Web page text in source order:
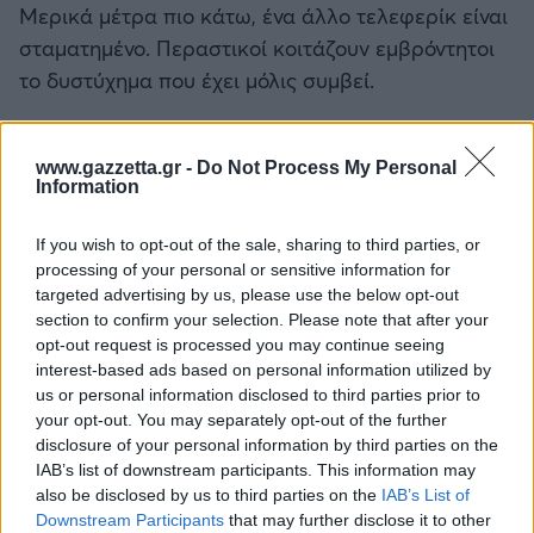
www.gazzetta.gr - Do Not Process My Personal
Information
If you wish to opt-out of the sale, sharing to third parties, or
processing of your personal or sensitive information for
targeted advertising by us, please use the below opt-out
section to confirm your selection. Please note that after your
opt-out request is processed you may continue seeing
interest-based ads based on personal information utilized by
us or personal information disclosed to third parties prior to
your opt-out. You may separately opt-out of the further
disclosure of your personal information by third parties on the
IAB’s list of downstream participants. This information may
also be disclosed by us to third parties on the IAB’s List of
Downstream Participants that may further disclose it to other
Μερικά μέτρα πιο κάτω, ένα άλλο τελεφερίκ είναι
σταματημένο. Περαστικοί κοιτάζουν εμβρόντητοι
το δυστύχημα που έχει μόλις συμβεί.